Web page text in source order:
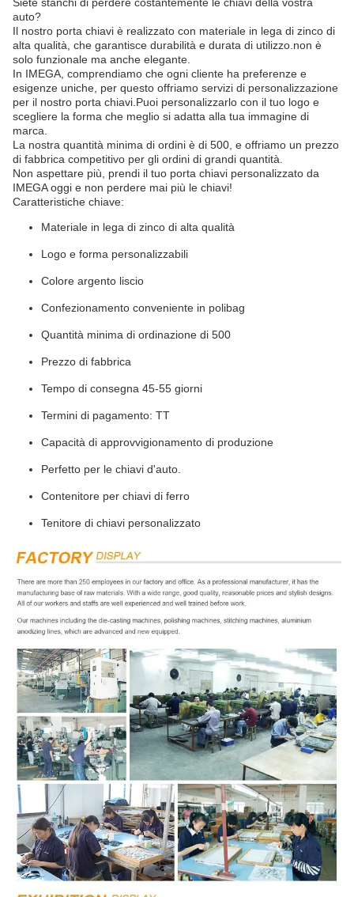
Siete stanchi di perdere costantemente le chiavi della vostra
auto?
Il nostro porta chiavi è realizzato con materiale in lega di zinco di
alta qualità, che garantisce durabilità e durata di utilizzo.non è
solo funzionale ma anche elegante.
In IMEGA, comprendiamo che ogni cliente ha preferenze e
esigenze uniche, per questo offriamo servizi di personalizzazione
per il nostro porta chiavi.Puoi personalizzarlo con il tuo logo e
scegliere la forma che meglio si adatta alla tua immagine di
marca.
La nostra quantità minima di ordini è di 500, e offriamo un prezzo
di fabbrica competitivo per gli ordini di grandi quantità.
Non aspettare più, prendi il tuo porta chiavi personalizzato da
IMEGA oggi e non perdere mai più le chiavi!
Caratteristiche chiave:
Materiale in lega di zinco di alta qualità
Logo e forma personalizzabili
Colore argento liscio
Confezionamento conveniente in polibag
Quantità minima di ordinazione di 500
Prezzo di fabbrica
Tempo di consegna 45-55 giorni
Termini di pagamento: TT
Capacità di approvvigionamento di produzione
Perfetto per le chiavi d'auto.
Contenitore per chiavi di ferro
Tenitore di chiavi personalizzato